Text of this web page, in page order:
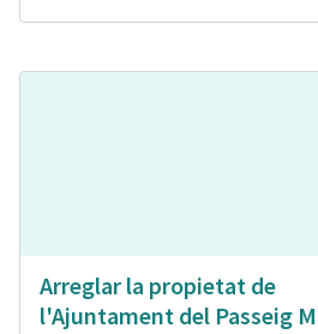
Arreglar la propietat de
l'Ajuntament del Passeig